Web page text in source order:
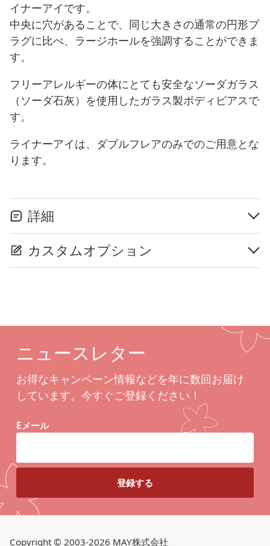
イナーアイです。
中央に穴があることで、同じ大きさの通常の円形プ
ラグに比べ、ラージホールを強調することができま
す。
フリーアレルギーの体にとても安全なソーダガラス
（ソーダ石灰）を使用したガラス製ボディピアスで
す。
ライナーアイは、ダブルフレアのみでのご用意とな
ります。
詳細
カスタムオプション
ニュースレター
お得なキャンペーン情報などを年に数回お届け
しています。今すぐご登録ください！
Eメール
Copyright © 2003-2026 MAY株式会社